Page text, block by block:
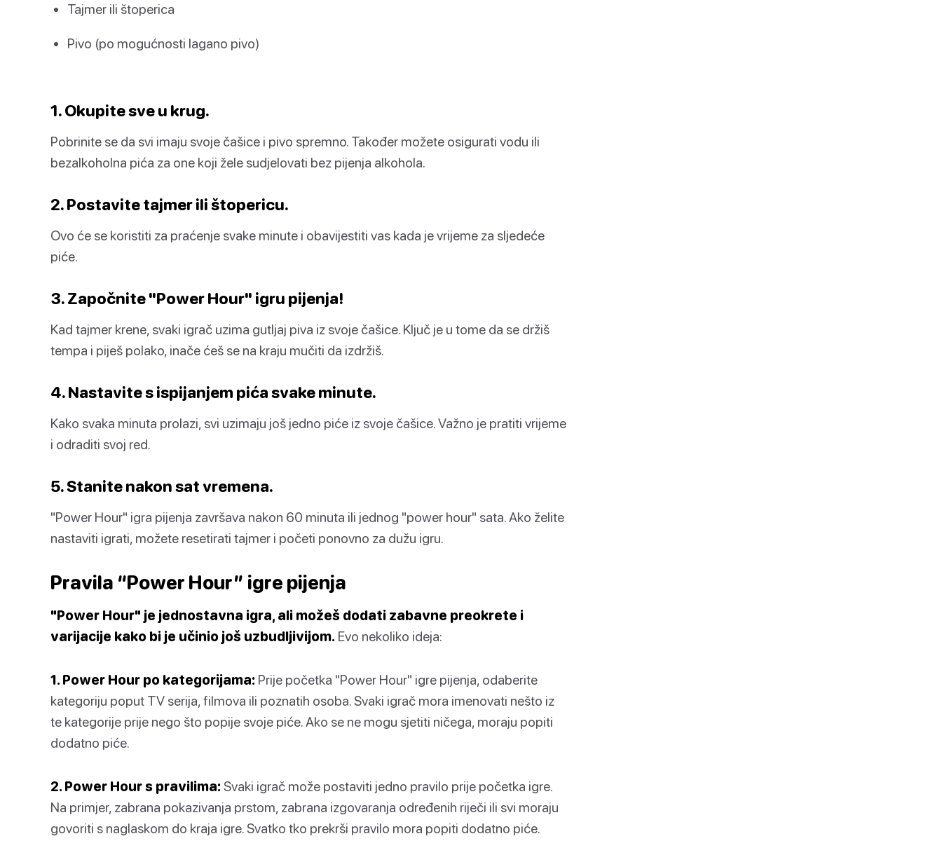
Tajmer ili štoperica
Pivo (po mogućnosti lagano pivo)
1. Okupite sve u krug.
Pobrinite se da svi imaju svoje čašice i pivo spremno. Također možete osigurati vodu ili
bezalkoholna pića za one koji žele sudjelovati bez pijenja alkohola.
2. Postavite tajmer ili štopericu.
Ovo će se koristiti za praćenje svake minute i obavijestiti vas kada je vrijeme za sljedeće
piće.
3. Započnite "Power Hour" igru pijenja!
Kad tajmer krene, svaki igrač uzima gutljaj piva iz svoje čašice. Ključ je u tome da se držiš
tempa i piješ polako, inače ćeš se na kraju mučiti da izdržiš.
4. Nastavite s ispijanjem pića svake minute.
Kako svaka minuta prolazi, svi uzimaju još jedno piće iz svoje čašice. Važno je pratiti vrijeme
i odraditi svoj red.
5. Stanite nakon sat vremena.
"Power Hour" igra pijenja završava nakon 60 minuta ili jednog "power hour" sata. Ako želite
nastaviti igrati, možete resetirati tajmer i početi ponovno za dužu igru.
Pravila “Power Hour” igre pijenja
"Power Hour" je jednostavna igra, ali možeš dodati zabavne preokrete i
varijacije kako bi je učinio još uzbudljivijom. Evo nekoliko ideja:
1. Power Hour po kategorijama: Prije početka "Power Hour" igre pijenja, odaberite
kategoriju poput TV serija, filmova ili poznatih osoba. Svaki igrač mora imenovati nešto iz
te kategorije prije nego što popije svoje piće. Ako se ne mogu sjetiti ničega, moraju popiti
dodatno piće.
2. Power Hour s pravilima: Svaki igrač može postaviti jedno pravilo prije početka igre.
Na primjer, zabrana pokazivanja prstom, zabrana izgovaranja određenih riječi ili svi moraju
govoriti s naglaskom do kraja igre. Svatko tko prekrši pravilo mora popiti dodatno piće.